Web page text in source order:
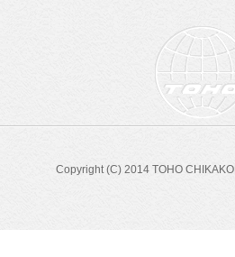
Copyright (C) 2014 TOHO